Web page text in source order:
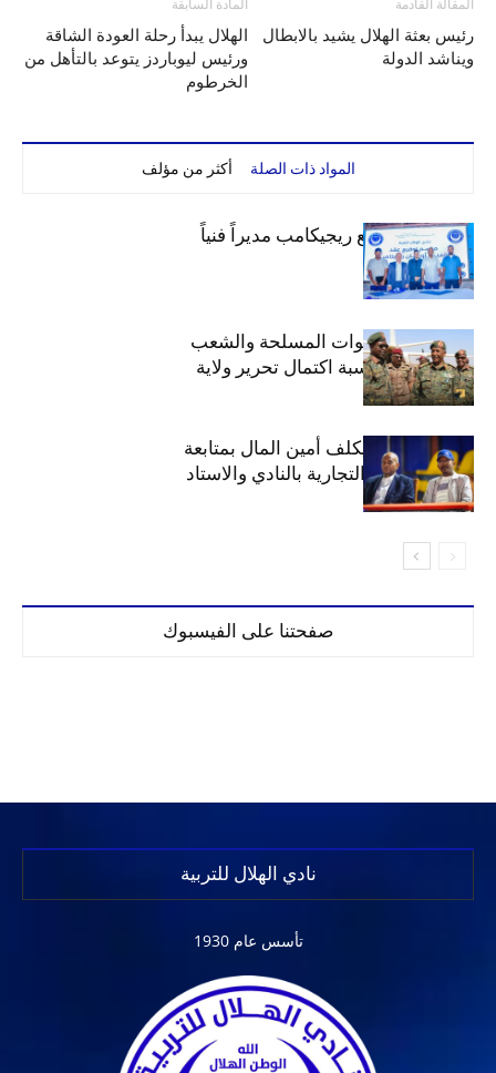
المادة السابقة
الهلال يبدأ رحلة العودة الشاقة
ورئيس ليوباردز يتوعد بالتأهل من
الخرطوم
المقالة القادمة
رئيس بعثة الهلال يشيد بالابطال
ويناشد الدولة
المواد ذات الصلة أكثر من مؤلف
الهلال يتعاقد مع ريجيكامب مديراً فنياً
الهلال يهنئ القوات المسلحة والشعب
السوداني بمناسبة اكتمال تحرير ولاية
الخرطوم
مجلس الهلال يكلف أمين المال بمتابعة
ملف المحلات التجارية بالنادي والاستاد
صفحتنا على الفيسبوك
نادي الهلال للتربية
تأسس عام 1930